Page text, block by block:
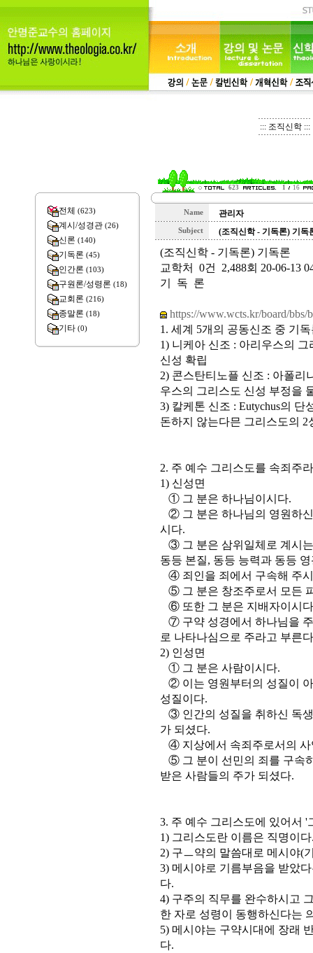
::: 조직신학 :::
623 1 16
전체 (623)
계시/성경관 (26)
신론 (140)
기독론 (45)
인간론 (103)
구원론/성령론 (18)
교회론 (216)
종말론 (18)
기타 (0)
Name 관리자
Subject (조직신학 - 기독론) 기독
(조직신학 - 기독론) 기독론
교학처 0건 2,488회 20-06-13
기 독 론
https://www.wcts.kr/board/bbs/
1. 세계 5개의 공동신조 중 기
1) 니케아 신조 : 아리우스의
신성 확립
2) 콘스탄티노플 신조 : 아폴리
우스의 그리스도 신성 부정을
3) 칼케톤 신조 : Eutychus의
돈하지 않는다믄 그리스도의 2
2. 주 예수 그리스도를 속죄주
1) 신성면
① 그 분은 하나님이시다.
② 그 분은 하나님의 영원하
시다.
③ 그 분은 삼위일체로 계시
동등 본질, 동등 능력과 동등
④ 죄인을 죄에서 구속해 주
⑤ 그 분은 창조주로서 모든
⑥ 또한 그 분은 지배자이시
⑦ 구약 성경에서 하나님을
로 나타나심으로 주라고 부른
2) 인성면
① 그 분은 사람이시다.
② 이는 영원부터의 성질이
성질이다.
③ 인간의 성질을 취하신 독
가 되셨다.
④ 지상에서 속죄주로서의 사
⑤ 그 분이 선민의 죄를 구속
받은 사람들의 주가 되셨다.
3. 주 예수 그리스도에 있어서 '
1) 그리스도란 이름은 직명이
2) 구ㅡ약의 말씀대로 메시야(
3) 메시야로 기름부음을 받았
다.
4) 구주의 직무를 완수하시고
한 자로 성령이 동행하신다는
5) 메시야는 구약시대에 장래
다.